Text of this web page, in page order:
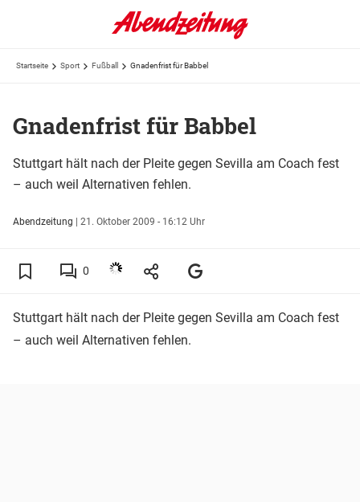
Startseite Sport Fußball Gnadenfrist für Babbel
Gnadenfrist für Babbel
Stuttgart hält nach der Pleite gegen Sevilla am Coach fest
– auch weil Alternativen fehlen.
Abendzeitung | 21. Oktober 2009 - 16:12 Uhr
0
Stuttgart hält nach der Pleite gegen Sevilla am Coach fest
– auch weil Alternativen fehlen.